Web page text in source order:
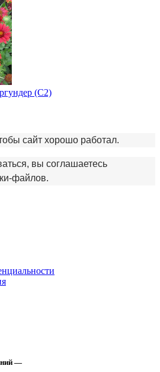
(С2)
сайт хорошо работал.
вы соглашаетесь
—